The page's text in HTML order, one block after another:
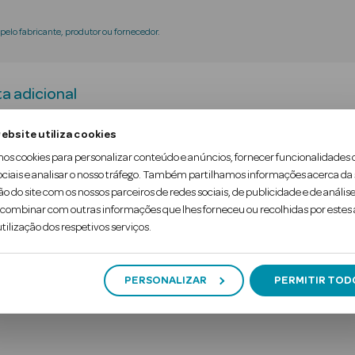
utiliza cookies
cookies para personalizar conteúdo e anúncios, fornecer funcionalidades
e analisar o nosso tráfego. Também partilhamos informações acerca da
do site com os nossos parceiros de redes sociais, de publicidade e de
com outras informações que lhes forneceu ou recolhidas por estes
dos respetivos serviços.
PERSONALIZAR PERMITIR
fabricante, produtor ou fornecedor.
adicional
Arden, proporciona uma agradável
experiência sensorial refrescante e